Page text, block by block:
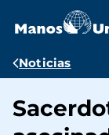
contenido
Ruta
Noticias